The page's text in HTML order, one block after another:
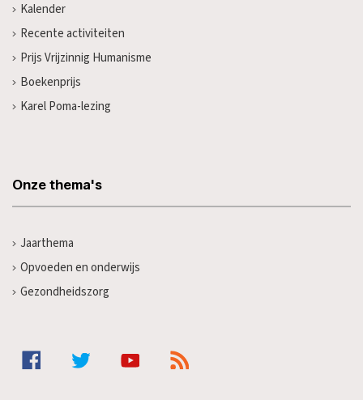
Kalender
Recente activiteiten
Prijs Vrijzinnig Humanisme
Boekenprijs
Karel Poma-lezing
Onze thema's
Jaarthema
Opvoeden en onderwijs
Gezondheidszorg